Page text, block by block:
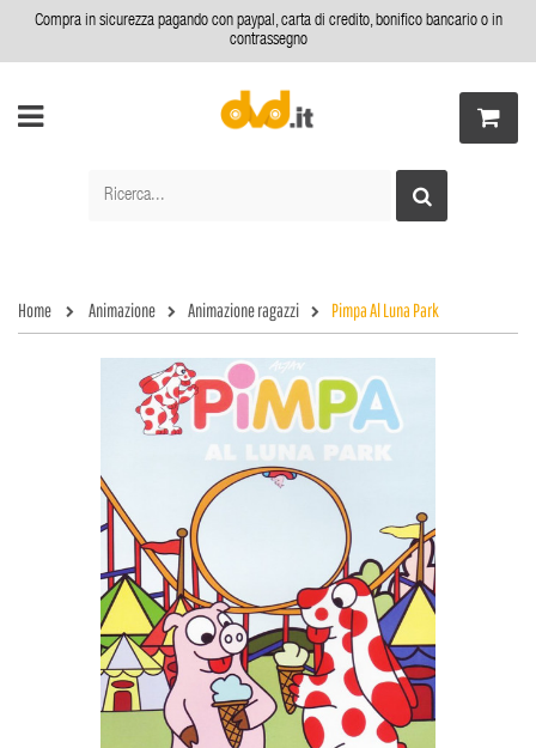
Compra in sicurezza pagando con paypal, carta di credito, bonifico bancario o in
contrassegno
Home Animazione Animazione ragazzi Pimpa Al Luna Park